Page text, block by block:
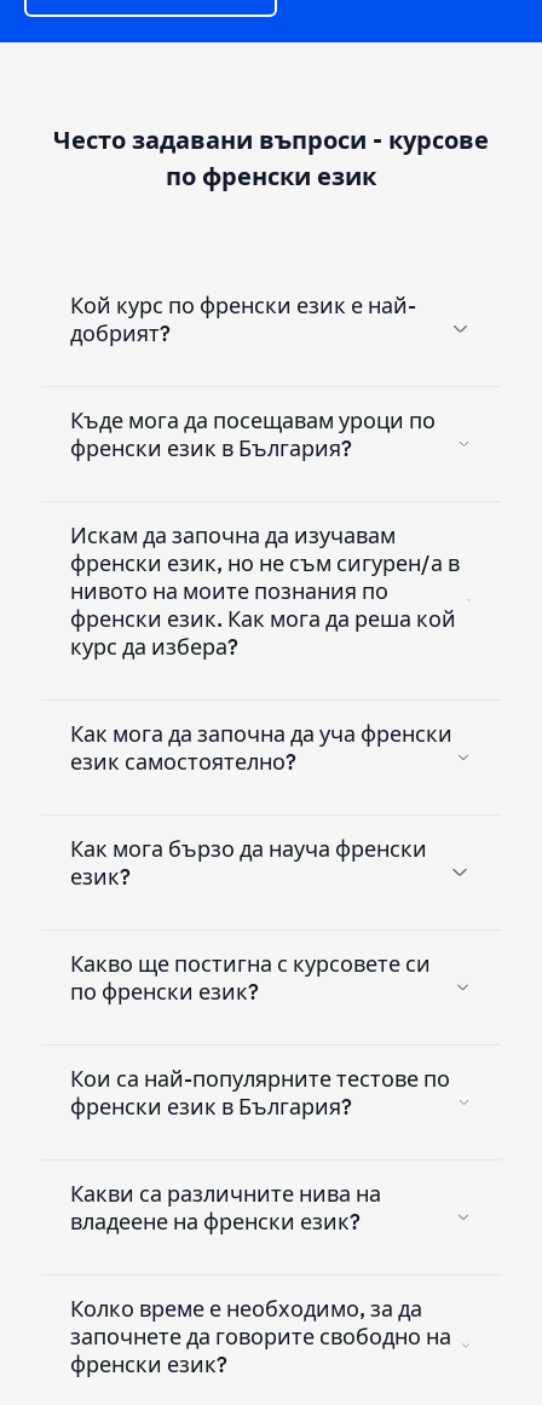
Често задавани въпроси - курсове
по френски език
Кой курс по френски език е най-
добрият?
Къде мога да посещавам уроци по
френски език в България?
Искам да започна да изучавам
френски език, но не съм сигурен/а в
нивото на моите познания по
френски език. Как мога да реша кой
курс да избера?
Как мога да започна да уча френски
език самостоятелно?
Как мога бързо да науча френски
език?
Какво ще постигна с курсовете си
по френски език?
Кои са най-популярните тестове по
френски език в България?
Какви са различните нива на
владеене на френски език?
Колко време е необходимо, за да
започнете да говорите свободно на
френски език?